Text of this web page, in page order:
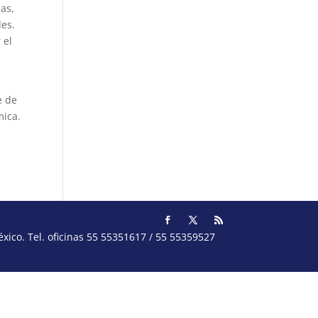
el
de
Tel. oficinas 55 55351617 / 55 55359527